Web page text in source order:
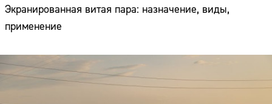
Экранированная витая пара: назначение, виды,
применение